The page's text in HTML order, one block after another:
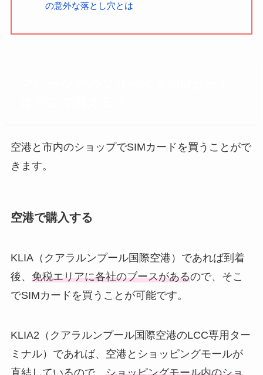
の意外な落とし穴とは
空港と市内のショップでSIMカードを買うことがで
きます。
空港で購入する
KLIA（クアラルンプール国際空港）であれば到着
後、 免税エリアに各社のブースがあるので、そこ
でSIMカードを買うことが可能です。
KLIA2（クアラルンプール国際空港のLCC専用ター
ミナル）であれば、空港とショッピングモールが